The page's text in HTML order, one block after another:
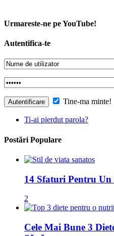
Urmareste-ne pe YouTube!
Autentifica-te
Tine-ma minte!
Ti-ai pierdut parola?
Postări Populare
14 Sfaturi Pentru Un
2
Cele Mai Bune 3